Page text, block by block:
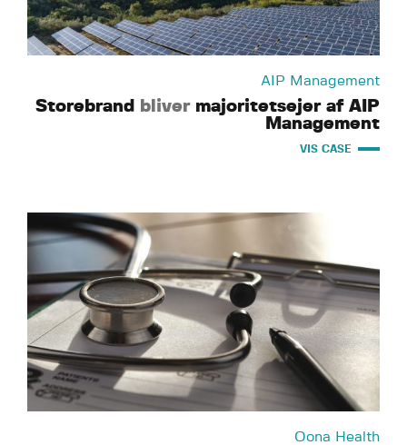
AIP Management
Storebrand blivermajoritetsejer af AIP
Management
VIS CASE
Oona Health